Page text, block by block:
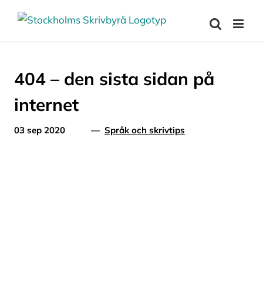
innehållet
404 – den sista sidan på
internet
03 sep 2020 — Språk och skrivtips